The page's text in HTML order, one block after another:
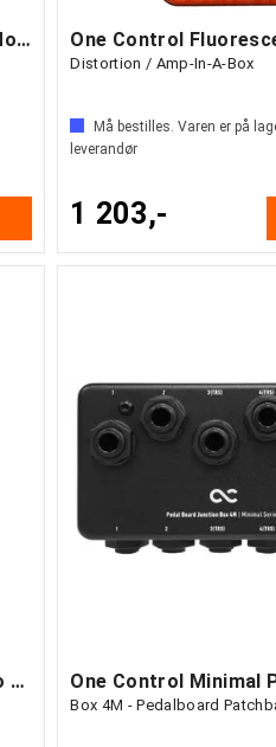
One Control Dimension Blue Monger
Distortion / Amp-In-A-Box
Må bestilles. Varen er på
leverandør
1 203,-
One Control Minimal Mosquito Blender
Box 4M - Pedalboard